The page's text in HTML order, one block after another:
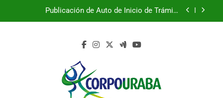
Publicación de Auto de Inicio de Trámite
Notificación por aviso